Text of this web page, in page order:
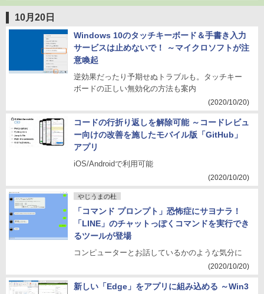
10月20日
Windows 10のタッチキーボード＆手書き入力
サービスは止めないで！ ～マイクロソフトが注
意喚起
逆効果だったり予期せぬトラブルも。タッチキー
ボードの正しい無効化の方法も案内
(2020/10/20)
コードの行折り返しを解除可能 ～コードレビュ
ー向けの改善を施したモバイル版「GitHub」
アプリ
iOS/Androidで利用可能
(2020/10/20)
やじうまの杜
「コマンド プロンプト」恐怖症にサヨナラ！
「LINE」のチャットっぽくコマンドを実行でき
るツールが登場
コンピューターとお話しているかのような気分に
(2020/10/20)
新しい「Edge」をアプリに組み込める ～Win3